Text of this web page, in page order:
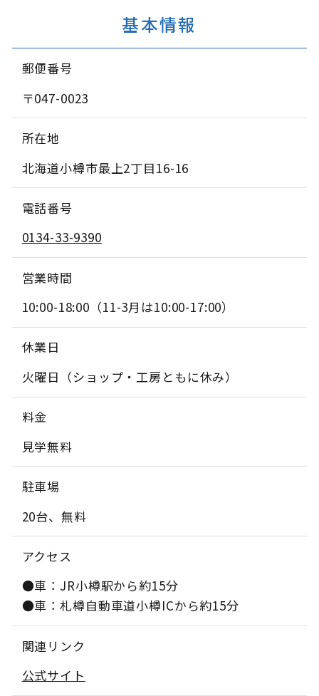
基本情報
郵便番号
〒047-0023
所在地
北海道小樽市最上2丁目16-16
電話番号
0134-33-9390
営業時間
10:00-18:00（11-3月は10:00-17:00）
休業日
火曜日（ショップ・工房ともに休み）
料金
見学無料
駐車場
20台、無料
アクセス
●車：JR小樽駅から約15分
●車：札樽自動車道小樽ICから約15分
関連リンク
公式サイト